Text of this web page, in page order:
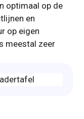
optimaal op de
en
op eigen
meestal zeer